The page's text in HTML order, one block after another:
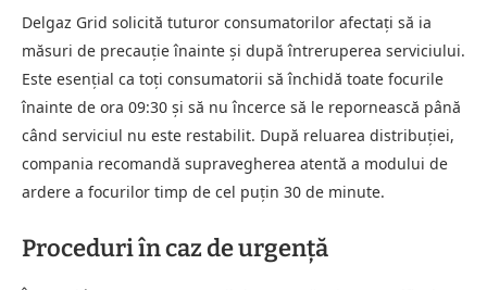
Delgaz Grid solicită tuturor consumatorilor afectați să ia
măsuri de precauție înainte și după întreruperea serviciului.
Este esențial ca toți consumatorii să închidă toate focurile
înainte de ora 09:30 și să nu încerce să le repornească până
când serviciul nu este restabilit. După reluarea distribuției,
compania recomandă supravegherea atentă a modului de
ardere a focurilor timp de cel puțin 30 de minute.
Proceduri în caz de urgență